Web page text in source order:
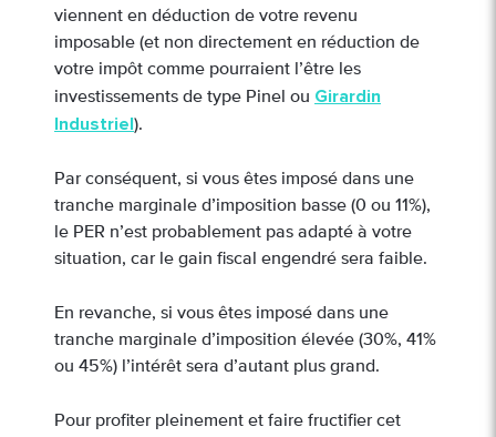
viennent en déduction de votre revenu
imposable (et non directement en réduction de
votre impôt comme pourraient l’être les
investissements de type Pinel ou Girardin
Industriel ).
Par conséquent, si vous êtes imposé dans une
tranche marginale d’imposition basse (0 ou 11%),
le PER n’est probablement pas adapté à votre
situation, car le gain fiscal engendré sera faible.
En revanche, si vous êtes imposé dans une
tranche marginale d’imposition élevée (30%, 41%
ou 45%) l’intérêt sera d’autant plus grand.
Pour profiter pleinement et faire fructifier cet